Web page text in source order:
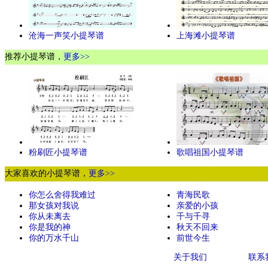
沧海一声笑小提琴谱 上海滩小提琴谱
推荐小提琴谱， 更多>>
粉刷匠小提琴谱 歌唱祖国小提琴谱
大家喜欢的小提琴谱， 更多>>
你怎么舍得我难过
那女孩对我说
你从未离去
你是我的神
你的万水千山
青海民歌
亲爱的小孩
千与千寻
秋天不回来
前世今生
关于我们 联系